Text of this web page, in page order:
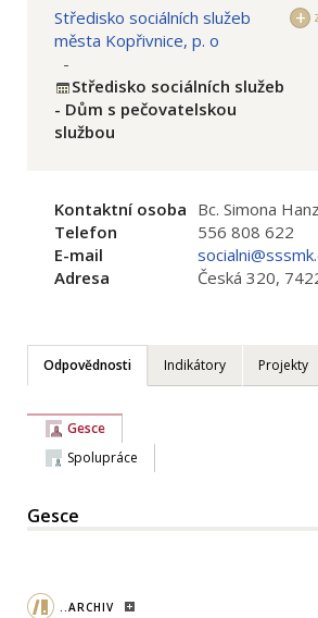
Středisko sociálních služeb
města Kopřivnice, p. o
-
Středisko sociálních služeb
- Dům s pečovatelskou
službou
Kontaktní osoba Bc. Simona
Telefon
556 808 622
E-mail
Adresa
Česká 320,
Odpovědnosti Indikátory Projekty
Gesce
Spolupráce
Gesce
..ARCHIV